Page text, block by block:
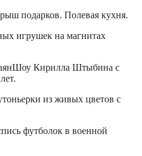
подарков. Полевая кухня.
игрушек на магнитах
Кирилла Штыбина с
из живых цветов с
футболок в военной